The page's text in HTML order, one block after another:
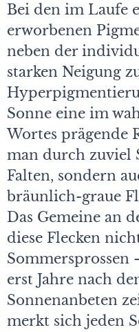
Bei den im Laufe
erworbenen
neben der
starken Neigung
Sonne eine im
Wortes prägende
man durch zuviel
Falten, sondern
bräunlich-graue
Das Gemeine an
diese Flecken
Sommersprossen
erst Jahre nach
Sonnenanbeten
merkt sich jeden